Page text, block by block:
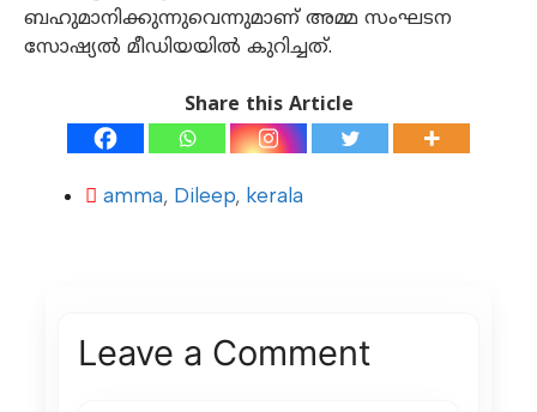
ബഹുമാനിക്കുന്നുവെന്നുമാണ് അമ്മ സംഘടന
സോഷ്യല്‍ മീഡിയയില്‍ കുറിച്ചത്.
Share this Article
amma, Dileep, kerala
Leave a Comment